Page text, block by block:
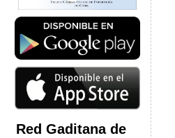
Red Gaditana de